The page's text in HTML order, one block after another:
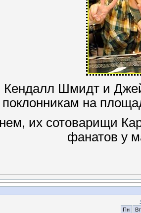
Кендалл Шмидт и
поклонникам на
их сотоварищи
фанатов у
Пн
Вт